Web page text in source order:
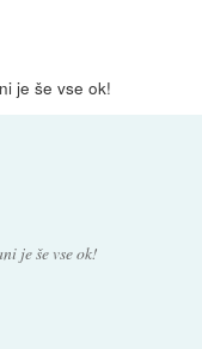
je še vse ok!
je še vse ok!